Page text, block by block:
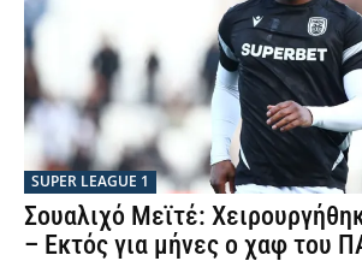
SUPER LEAGUE 1
Σουαλιχό Μεϊτέ:
– Εκτός για μήνες ο χαφ του